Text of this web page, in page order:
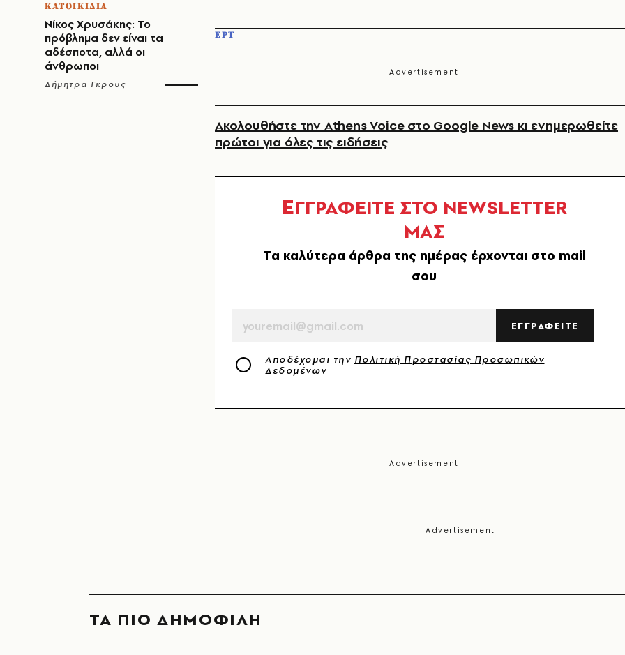
ΚΑΤΟΙΚΙΔΙΑ
Νίκος Χρυσάκης: Το
πρόβλημα δεν είναι τα
αδέσποτα, αλλά οι
άνθρωποι
Δήμητρα Γκρους
ΕΡΤ
Ακολουθήστε την Athens Voice στο Google News κι ενημερωθείτε
πρώτοι για όλες τις ειδήσεις
ΕΓΓΡΑΦΕΙΤΕ ΣΤΟ NEWSLETTER
ΜΑΣ
Tα καλύτερα άρθρα της ημέρας έρχονται στο mail
σου
ΕΓΓΡΑΦΕΙΤΕ
Αποδέχομαι την Πολιτική Προστασίας Προσωπικών
Δεδομένων
ΤΑ ΠΙΟ ΔΗΜΟΦΙΛΗ